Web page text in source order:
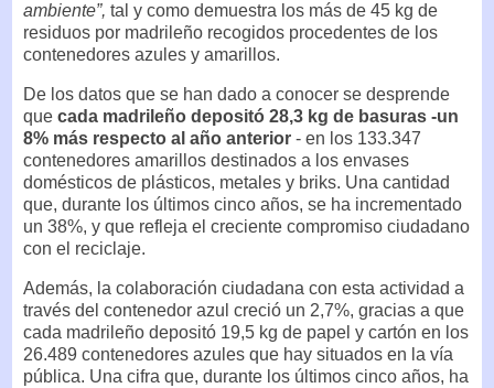
ambiente”, tal y como demuestra los más de 45 kg de
residuos por madrileño recogidos procedentes de los
contenedores azules y amarillos.
De los datos que se han dado a conocer se desprende
que cada madrileño depositó 28,3 kg de basuras -un
8% más respecto al año anterior - en los 133.347
contenedores amarillos destinados a los envases
domésticos de plásticos, metales y briks. Una cantidad
que, durante los últimos cinco años, se ha incrementado
un 38%, y que refleja el creciente compromiso ciudadano
con el reciclaje.
Además, la colaboración ciudadana con esta actividad a
través del contenedor azul creció un 2,7%, gracias a que
cada madrileño depositó 19,5 kg de papel y cartón en los
26.489 contenedores azules que hay situados en la vía
pública. Una cifra que, durante los últimos cinco años, ha